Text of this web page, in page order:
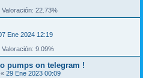
Valoración: 22.73%
Ene 2024 12:19
Valoración: 9.09%
pumps on telegram !
« 29 Ene 2023 00:09